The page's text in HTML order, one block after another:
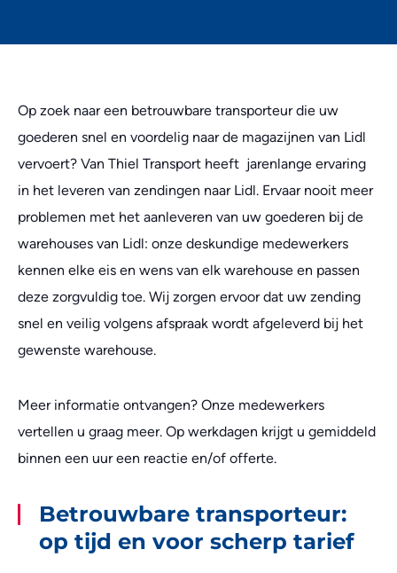
Op zoek naar een betrouwbare transporteur die uw
goederen snel en voordelig naar de magazijnen van Lidl
vervoert? Van Thiel Transport heeft jarenlange ervaring
in het leveren van zendingen naar Lidl. Ervaar nooit meer
problemen met het aanleveren van uw goederen bij de
warehouses van Lidl: onze deskundige medewerkers
kennen elke eis en wens van elk warehouse en passen
deze zorgvuldig toe. Wij zorgen ervoor dat uw zending
snel en veilig volgens afspraak wordt afgeleverd bij het
gewenste warehouse.
Meer informatie ontvangen? Onze medewerkers
vertellen u graag meer. Op werkdagen krijgt u gemiddeld
binnen een uur een reactie en/of offerte.
Betrouwbare transporteur:
op tijd en voor scherp tarief